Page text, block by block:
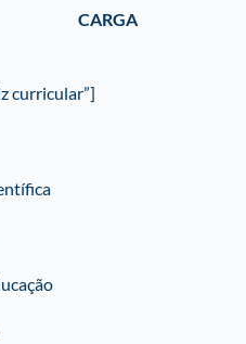
CARGA
curricular”]